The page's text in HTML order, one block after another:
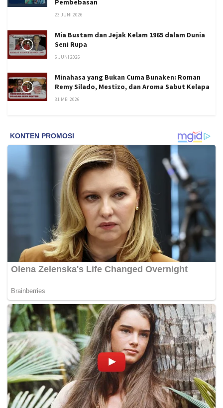
Pembebasan
23 JUNI 2026
Mia Bustam dan Jejak Kelam 1965 dalam Dunia
Seni Rupa
6 JUNI 2026
Minahasa yang Bukan Cuma Bunaken: Roman
Remy Silado, Mestizo, dan Aroma Sabut Kelapa
31 MEI 2026